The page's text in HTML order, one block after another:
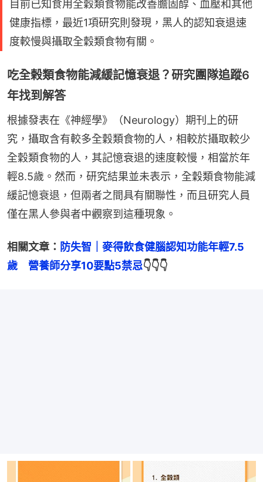
目前已知食用全穀類食物能改善膽固醇、血壓和其他
健康指標，最近1項研究則發現，黑人的認知衰退速
度較慢與攝取全穀類食物有關。
吃全榖類食物能減緩記憶衰退？研究團隊追蹤6
年找到解答
根據發表在《神經學》（Neurology）期刊上的研
究，攝取含有較多全穀類食物的人，相較於攝取較少
全穀類食物的人，其記憶衰退的速度較慢，相當於年
輕8.5歲。然而，研究結果並未表示，全穀類食物能減
緩記憶衰退，但兩者之間具有關聯性，而且研究人員
僅在黑人參與者中觀察到這種現象。
相關文章： 防失智｜麥得飲食健腦認知功能年輕7.5
歲　營養師分享10要點5禁忌👇👇👇